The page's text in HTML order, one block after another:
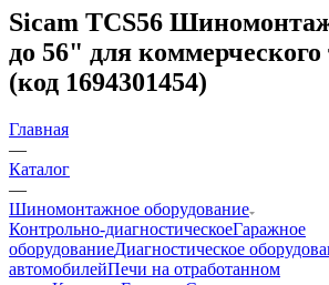
Sicam TCS56
до 56" для коммерческого
(код 1694301454)
Главная
—
Каталог
—
Шиномонтажное оборудование
Контрольно-диагностическоеГаражное
оборудованиеДиагностическое
автомобилейПечи на отработанном